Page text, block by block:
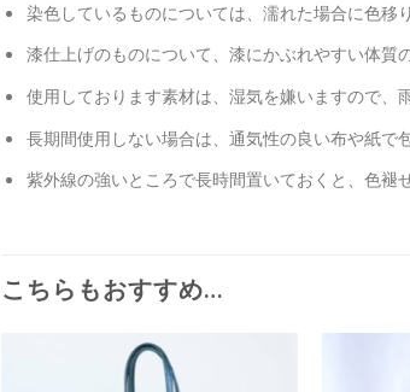
染色しているものについては、濡れた場合に色移
漆仕上げのものについて、漆にかぶれやすい体質
使用しております素材は、湿気を嫌いますので、
長期間使用しない場合は、通気性の良い布や紙で
紫外線の強いところで長時間置いておくと、色褪
こちらもおすすめ…